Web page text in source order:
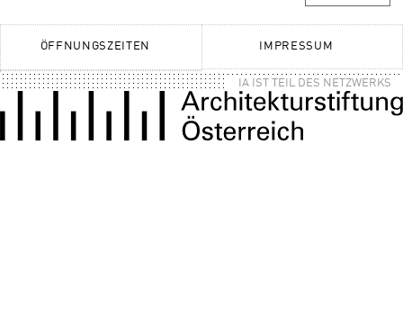
ÖFFNUNGSZEITEN IMPRESSUM
IA IST TEIL DES NETZWERKS